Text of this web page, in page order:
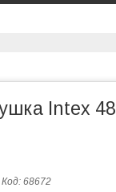
Intex
Код: 68672